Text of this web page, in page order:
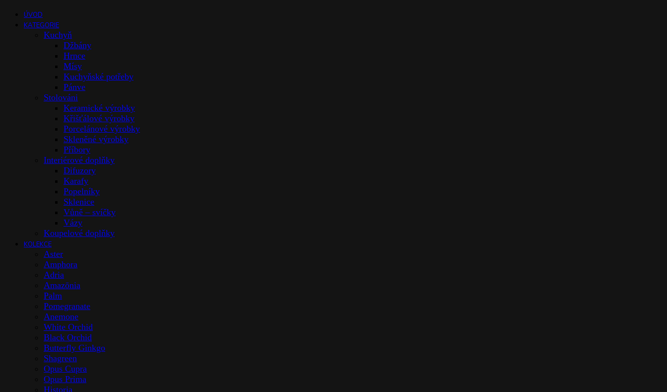
ÚVOD
KATEGORIE
Kuchyň
Džbány
Hrnce
Mísy
Kuchyňské potřeby
Pánve
Stolováni
Keramické výrobky
Křišťálové výrobky
Porcelánové výrobky
Skleněné výrobky
Příbory
Interiérové doplňky
Difuzory
Karafy
Popelníky
Sklenice
Vůně – svíčky
Vázy
Koupelové doplňky
KOLEKCE
Aster
Amphora
Adria
Amazōnia
Palm
Pomegranate
Anemone
White Orchid
Black Orchid
Butterfly Ginkgo
Shagreen
Opus Cupra
Opus Prima
Historia